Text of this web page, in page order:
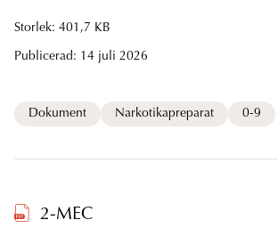
Storlek: 401,7 KB
Publicerad: 14 juli 2026
Dokument Narkotikapreparat 0-9
2-MEC